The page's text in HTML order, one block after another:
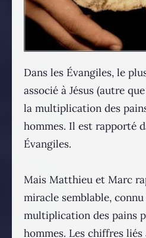
Dans les Évangiles, le
associé à Jésus (autre
la multiplication des
hommes. Il est rapporté
Évangiles.
Mais Matthieu et Marc
miracle semblable,
multiplication des pains
hommes. Les chiffres